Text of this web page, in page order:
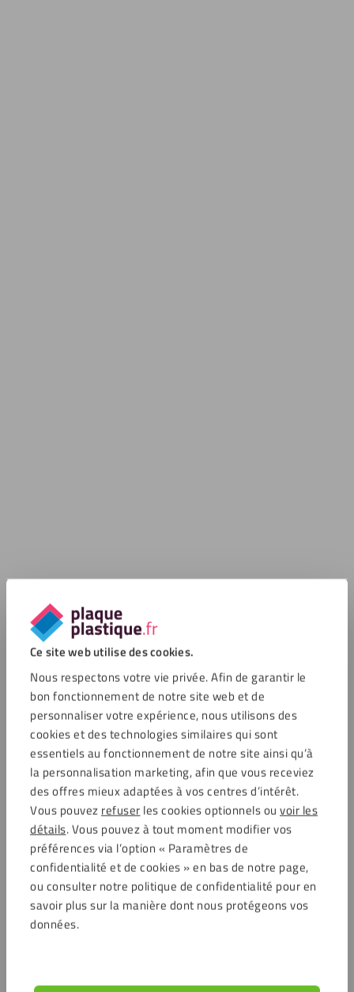
Ce site web utilise des cookies.
Nous respectons votre vie privée. Afin de garantir le
bon fonctionnement de notre site web et de
personnaliser votre expérience, nous utilisons des
cookies et des technologies similaires qui sont
essentiels au fonctionnement de notre site ainsi qu’à
la personnalisation marketing, afin que vous receviez
des offres mieux adaptées à vos centres d’intérêt.
Vous pouvez refuser les cookies optionnels ou voir les
détails. Vous pouvez à tout moment modifier vos
préférences via l’option « Paramètres de
confidentialité et de cookies » en bas de notre page,
ou consulter notre politique de confidentialité pour en
savoir plus sur la manière dont nous protégeons vos
données.